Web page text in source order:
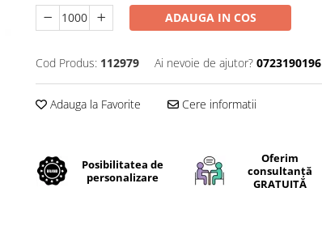
ADAUGA IN COS
Cod Produs: 112979 Ai nevoie de ajutor? 0723190196
Adauga la Favorite Cere informatii
Posibilitatea de
personalizare
Oferim
consultanță
GRATUITĂ